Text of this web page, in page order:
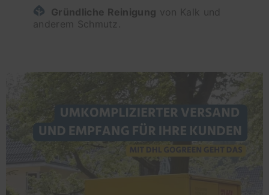
Gründliche Reinigung von Kalk und
anderem Schmutz.